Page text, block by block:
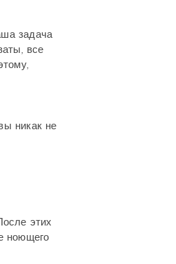
задача
все
никак не
этих
ноющего